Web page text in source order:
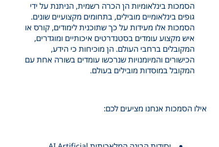
הסמכות בינלאומיות הן הכרה רשמית, הניתנת על ידי
גופים בינלאומיים מובילים, בתחומים מקצועיים שונים.
הסמכות אלו מעידות על כך שתוכנית לימודים, קורס או
איש מקצוע עומדים בסטנדרטים איכותיים ומוגדרים,
המקובלים ברחבי העולם. הן מוכיחות כי הידע,
הכישורים והמיומנויות שנרכשו עומדים בשורה אחת עם
המקובל במוסדות מובילים בעולם.
אילו הסמכות אנחנו מציעים לכם: